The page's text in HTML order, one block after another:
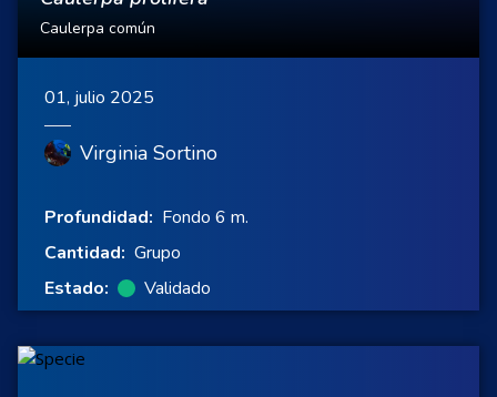
Caulerpa común
01, julio 2025
Virginia Sortino
Profundidad: Fondo 6 m.
Cantidad: Grupo
Estado:
Validado